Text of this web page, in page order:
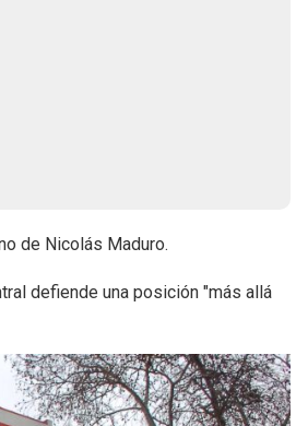
de Nicolás Maduro.
defiende una posición "más allá